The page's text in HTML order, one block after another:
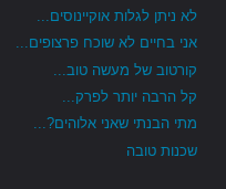
לא ניתן לגלות אוקיינוסים...
אני בחיים לא שוכח פרצופים...
קורטוב של מעשה טוב...
קל הרבה יותר לפרק...
מתי הבנתי שאני אלוהים?...
שכנות טובה